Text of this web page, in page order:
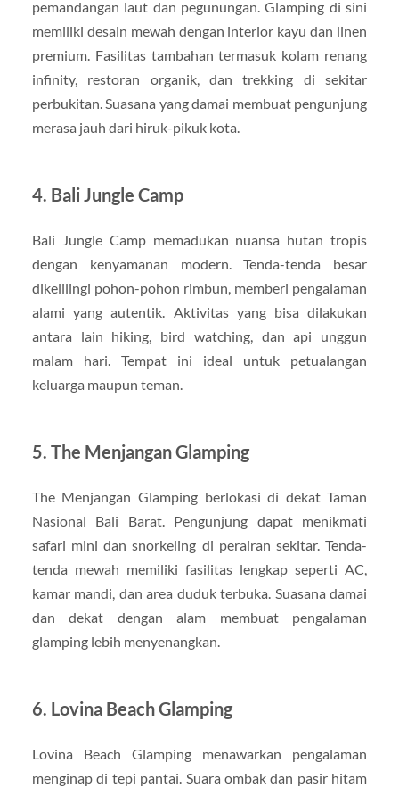
pemandangan laut dan pegunungan. Glamping di sini
memiliki desain mewah dengan interior kayu dan linen
premium. Fasilitas tambahan termasuk kolam renang
infinity, restoran organik, dan trekking di sekitar
perbukitan. Suasana yang damai membuat pengunjung
merasa jauh dari hiruk-pikuk kota.
4. Bali Jungle Camp
Bali Jungle Camp memadukan nuansa hutan tropis
dengan kenyamanan modern. Tenda-tenda besar
dikelilingi pohon-pohon rimbun, memberi pengalaman
alami yang autentik. Aktivitas yang bisa dilakukan
antara lain hiking, bird watching, dan api unggun
malam hari. Tempat ini ideal untuk petualangan
keluarga maupun teman.
5. The Menjangan Glamping
The Menjangan Glamping berlokasi di dekat Taman
Nasional Bali Barat. Pengunjung dapat menikmati
safari mini dan snorkeling di perairan sekitar. Tenda-
tenda mewah memiliki fasilitas lengkap seperti AC,
kamar mandi, dan area duduk terbuka. Suasana damai
dan dekat dengan alam membuat pengalaman
glamping lebih menyenangkan.
6. Lovina Beach Glamping
Lovina Beach Glamping menawarkan pengalaman
menginap di tepi pantai. Suara ombak dan pasir hitam